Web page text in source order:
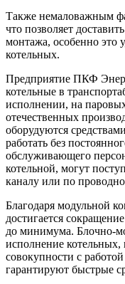
Также немаловажным
что позволяет
монтажа, особенно это
котельных.
Предприятие ПКФ
котельные в
исполнении, на
отечественных
оборудуются
работать без
обслуживающего
котельной, могут
каналу или по
Благодаря модульной
достигается
до минимума. Блочно-
исполнение котельных,
совокупности с
гарантируют быстрые